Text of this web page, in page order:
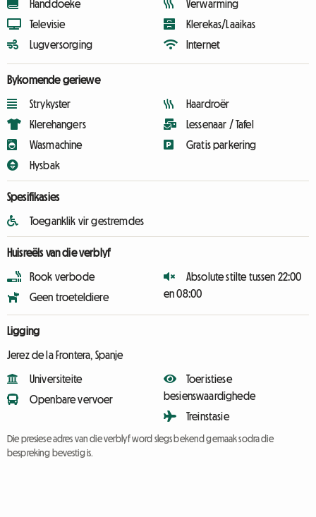
Handdoeke
Televisie
Lugversorging
Verwarming
Klerekas/Laaikas
Internet
Bykomende geriewe
Strykyster
Klerehangers
Wasmachine
Hysbak
Haardroër
Lessenaar / Tafel
Gratis parkering
Spesifikasies
Toeganklik vir gestremdes
Huisreëls van die verblyf
Rook verbode
Geen troeteldiere
Absolute stilte tussen 22:00
en 08:00
Ligging
Jerez de la Frontera, Spanje
Universiteite
Openbare vervoer
Toeristiese
besienswaardighede
Treinstasie
Die presiese adres van die verblyf word slegs bekend gemaak sodra die
bespreking bevestig is.